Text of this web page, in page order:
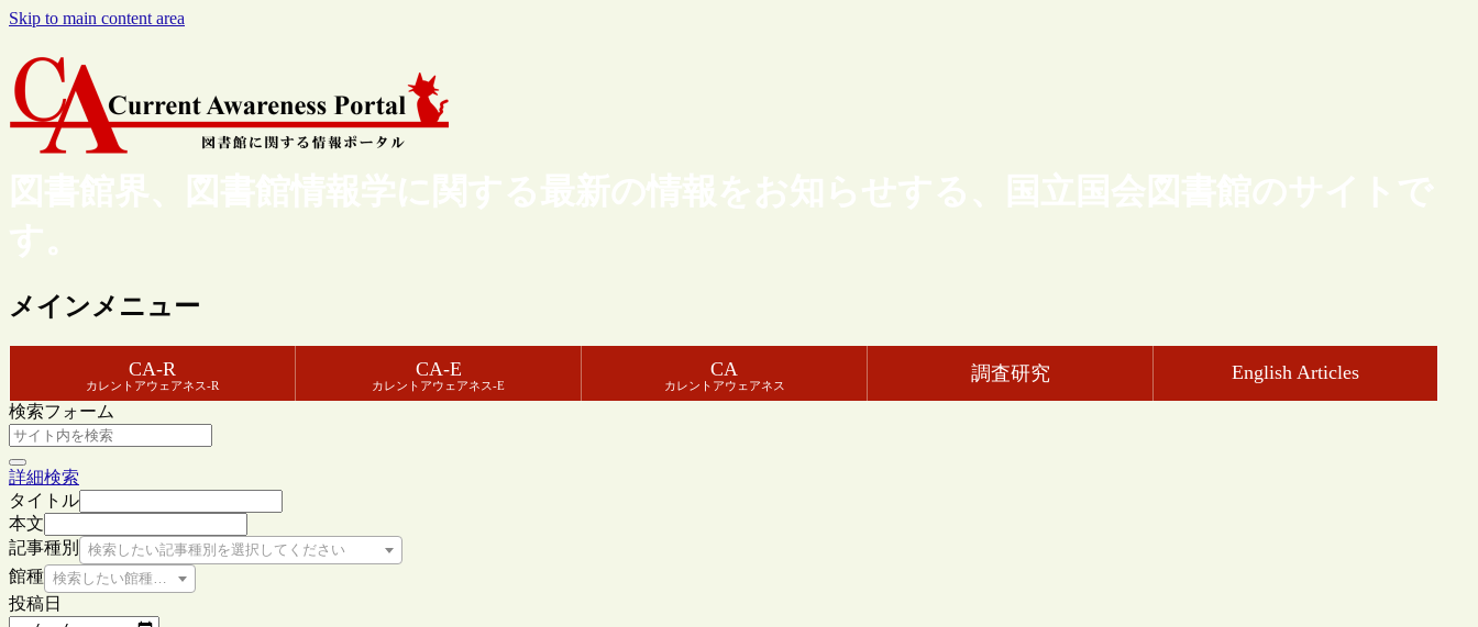
Skip to main content area
図書館界、図書館情報学に関する最新の情報をお知らせする、国立国会図書館のサイトで
す。
メインメニュー
CA-R
カレントアウェアネス-R
CA-E
カレントアウェアネス-E
CA
カレントアウェアネス
調査研究 English Articles
検索フォーム
詳細検索
タイトル
本文
記事種別
検索したい記事種別を選択してください
館種 検索したい館種を選択してください
投稿日